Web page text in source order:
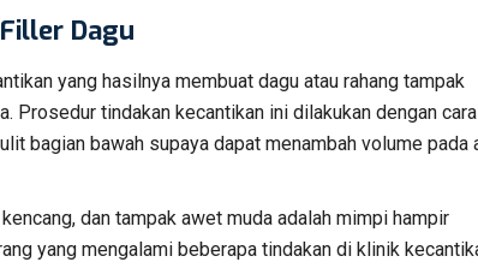
Dagu
yang hasilnya membuat dagu atau rahang tampak
Prosedur tindakan kecantikan ini dilakukan dengan cara
bagian bawah supaya dapat menambah volume pada
dan tampak awet muda adalah mimpi hampir
yang mengalami beberapa tindakan di klinik